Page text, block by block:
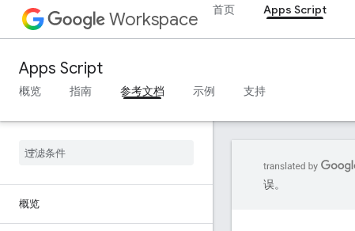
Workspace 首页 Apps Script
Apps Script
概览 指南 参考文档 示例 支持
概览
误。